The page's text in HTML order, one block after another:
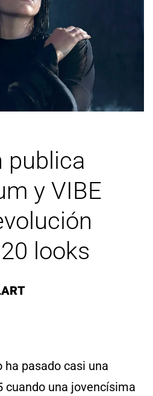
publica
y VIBE
looks
pasado casi una
cuando una jovencísima